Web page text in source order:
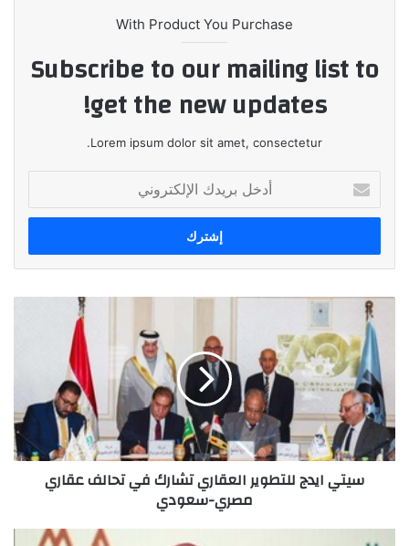
With Product You Purchase
Subscribe to our mailing list to
get the new updates!
Lorem ipsum dolor sit amet, consectetur.
بريدك
الإلكتروني
سيتي
للتطوير
العقاري
تشارك
في
تحالف
عقاري
مصري-
سعوديسيتي ايدج للتطوير العقاري تشارك في تحالف عقاري
مصري-سعودي